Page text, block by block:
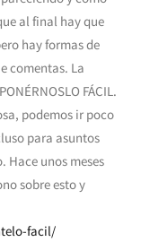
al final hay que
hay formas de
comentas. La
FÁCIL.
podemos ir poco
para asuntos
Hace unos meses
sobre esto y
facil/